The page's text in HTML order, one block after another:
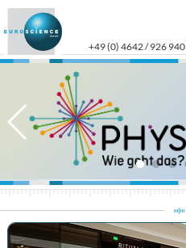
+49 (0) 4642 / 926 940